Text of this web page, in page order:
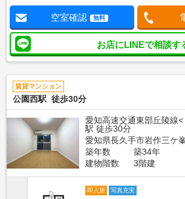
空室確認 無料
お店にLINEで相談す
賃貸マンション
公園西駅 徒歩30分
愛知高速交通東部丘陵線
駅 徒歩30分
愛知県長久手市岩作三ケ
築年数
築34年
建物階数
3階建
即入居 写真充実